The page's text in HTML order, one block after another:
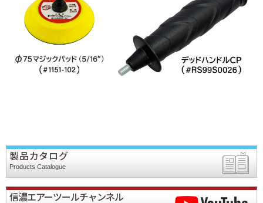
製品カタログ
Products Catalogue
信濃エアーツールチャンネル